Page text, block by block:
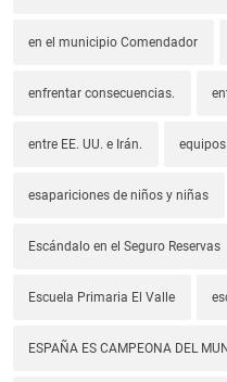
en el municipio Comendador
enfrentar consecuencias.
entre EE. UU. e Irán.
esapariciones de niños y niñas
Escándalo en el Seguro Reservas
Escuela Primaria El Valle
ESPAÑA ES CAMPEONA DEL